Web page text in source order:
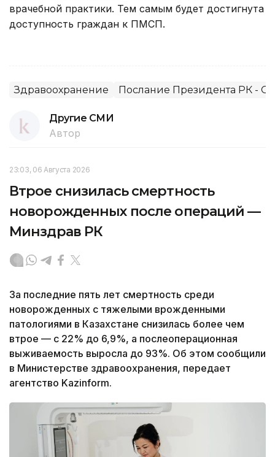
врачебной практики. Тем самым будет достигнута
доступность граждан к ПМСП.
Здравоохранение Послание Президента РК -
Другие СМИ
Автор
23:03, 06 Августа 2026
Втрое снизилась смертность
новорожденных после операций —
Минздрав РК
За последние пять лет смертность среди
новорожденных с тяжелыми врожденными
патологиями в Казахстане снизилась более чем
втрое — с 22% до 6,9%, а послеоперационная
выживаемость выросла до 93%. Об этом сообщили
в Министерстве здравоохранения, передает
агентство Kazinform.